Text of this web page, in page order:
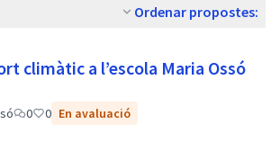
Ordenar propostes:
climàtic a l’escola Maria Ossó
0 0 En avaluació